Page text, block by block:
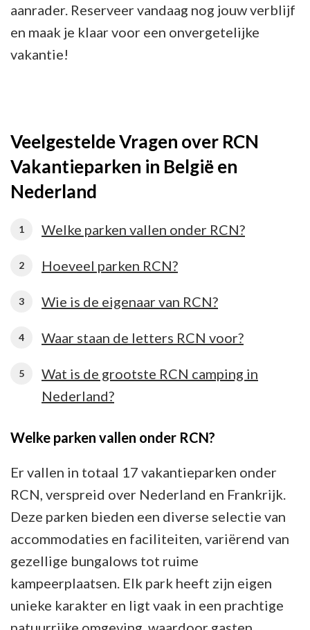
aanrader. Reserveer vandaag nog jouw verblijf
en maak je klaar voor een onvergetelijke
vakantie!
Veelgestelde Vragen over RCN
Vakantieparken in België en
Nederland
Welke parken vallen onder RCN?
Hoeveel parken RCN?
Wie is de eigenaar van RCN?
Waar staan de letters RCN voor?
Wat is de grootste RCN camping in
Nederland?
Welke parken vallen onder RCN?
Er vallen in totaal 17 vakantieparken onder
RCN, verspreid over Nederland en Frankrijk.
Deze parken bieden een diverse selectie van
accommodaties en faciliteiten, variërend van
gezellige bungalows tot ruime
kampeerplaatsen. Elk park heeft zijn eigen
unieke karakter en ligt vaak in een prachtige